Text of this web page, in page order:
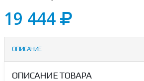
19 444
ОПИСАНИЕ
ОПИСАНИЕ ТОВАРА